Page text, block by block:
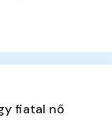
fiatal nő